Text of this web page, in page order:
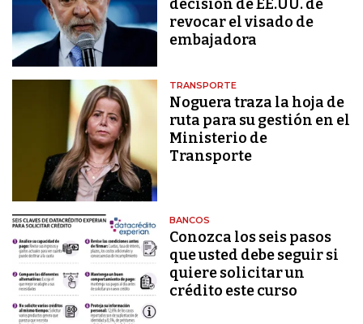
decisión de EE.UU. de
revocar el visado de
embajadora
TRANSPORTE
Noguera traza la hoja de
ruta para su gestión en el
Ministerio de
Transporte
BANCOS
Conozca los seis pasos
que usted debe seguir si
quiere solicitar un
crédito este curso